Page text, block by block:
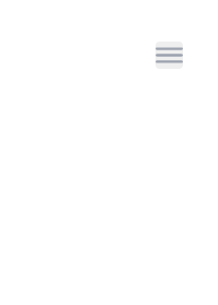
Menü